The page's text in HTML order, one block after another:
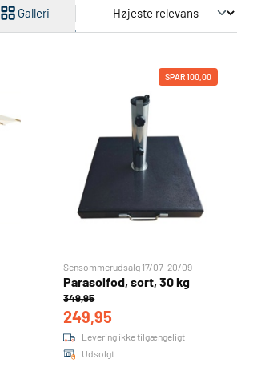
Galleri Skift sortering
SPAR 100,00
Parasolfod, sort, 30 kg
Sensommerudsalg 17/07-20/09
349,95
249,95
Levering ikke tilgængeligt
Udsolgt